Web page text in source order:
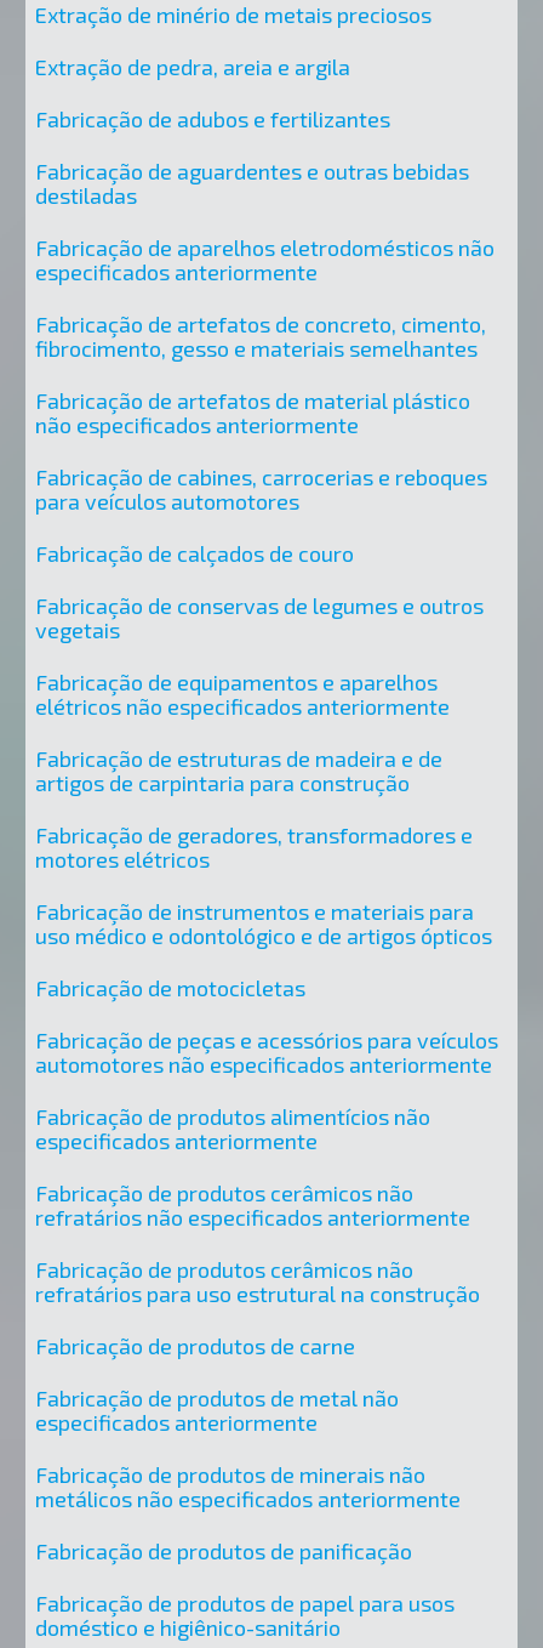
Extração de minério de metais preciosos
Extração de pedra, areia e argila
Fabricação de adubos e fertilizantes
Fabricação de aguardentes e outras bebidas
destiladas
Fabricação de aparelhos eletrodomésticos não
especificados anteriormente
Fabricação de artefatos de concreto, cimento,
fibrocimento, gesso e materiais semelhantes
Fabricação de artefatos de material plástico
não especificados anteriormente
Fabricação de cabines, carrocerias e reboques
para veículos automotores
Fabricação de calçados de couro
Fabricação de conservas de legumes e outros
vegetais
Fabricação de equipamentos e aparelhos
elétricos não especificados anteriormente
Fabricação de estruturas de madeira e de
artigos de carpintaria para construção
Fabricação de geradores, transformadores e
motores elétricos
Fabricação de instrumentos e materiais para
uso médico e odontológico e de artigos ópticos
Fabricação de motocicletas
Fabricação de peças e acessórios para veículos
automotores não especificados anteriormente
Fabricação de produtos alimentícios não
especificados anteriormente
Fabricação de produtos cerâmicos não
refratários não especificados anteriormente
Fabricação de produtos cerâmicos não
refratários para uso estrutural na construção
Fabricação de produtos de carne
Fabricação de produtos de metal não
especificados anteriormente
Fabricação de produtos de minerais não
metálicos não especificados anteriormente
Fabricação de produtos de panificação
Fabricação de produtos de papel para usos
doméstico e higiênico-sanitário